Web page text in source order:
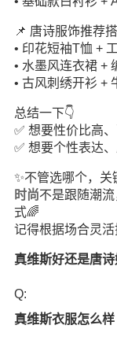
📌 唐诗服饰推荐搭
• 印花短袖T恤 +
• 水墨风连衣裙 +
• 古风刺绣开衫 +
总结一下👇
✅ 想要性价比高
✅ 想要个性表达
✨不管选哪个，关
时尚不是跟随潮
式🌈
记得根据场合灵
真维斯好还是唐
Q:
真维斯衣服怎么样